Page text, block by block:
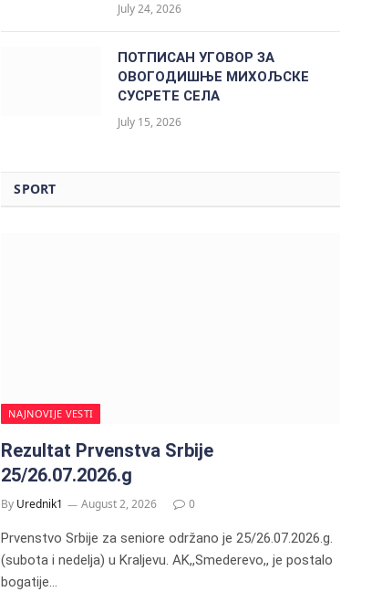
July 24, 2026
ПОТПИСАН УГОВОР ЗА
ОВОГОДИШЊЕ МИХОЉСКЕ
СУСРЕТЕ СЕЛА
July 15, 2026
SPORT
NAJNOVIJE VESTI
Rezultat Prvenstva Srbije
25/26.07.2026.g
By Urednik1 August 2, 2026 0
Prvenstvo Srbije za seniore održano je 25/26.07.2026.g.
(subota i nedelja) u Kraljevu. AK,,Smederevo,, je postalo
bogatije…